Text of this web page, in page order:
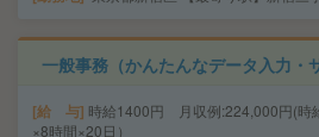
一般事務（かんたんなデータ入力・
給 与 時給1400円 月収例:224,000円(時
×8時間×20日）